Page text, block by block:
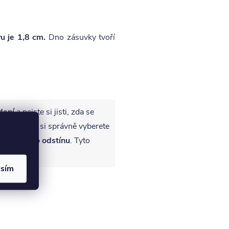
je 1,8 cm. Dno zásuvky tvoří
a nejste si jisti, zda se
na tom, ať si správně vyberete
vybraného odstínu. Tyto